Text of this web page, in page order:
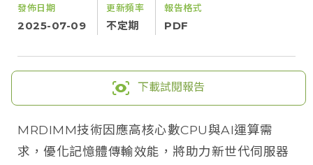
發佈日期
2025-07-09
更新頻率
不定期
報告格式
PDF
下載試閱報告
MRDIMM技術因應高核心數CPU與AI運算需
求，優化記憶體傳輸效能，將助力新世代伺服器